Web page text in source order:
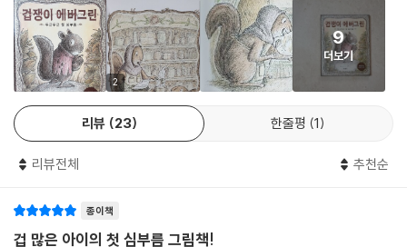
장되고 초조한 표정과 다르게 모험을 마치고 집으로 돌아온 뒤 의기양양하
게 미소 짓는 장면은 큰 감동을 줍니다.
펜 스케치에 수채를 덧입힌 손 그림과
챕터로 구성된 고전 그림책의 맛
코델 그림책의 빼놓을 수 없는 매력은 펜으로 손수 그리는 세밀한 선과 수
채 물감으로 표현한 그림입니다. 화려한 기교 없이 섬세하고 담백한 그림
살펴보게 합니다. 매의 날카로운 발톱과 부리부리한 눈, 낫 모양의 커다란
2
9
더보기
리뷰 23 한줄평 1
리뷰전체 추천순
종이책
겁 많은 아이의 첫 심부름 그림책!